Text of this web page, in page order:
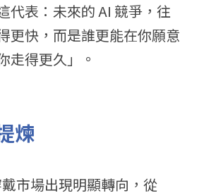
代表：未來的 AI 競爭，往
更快，而是誰更能在你願意
走得更久」。
煉
市場出現明顯轉向，從